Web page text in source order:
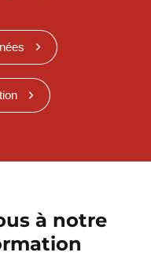
à notre